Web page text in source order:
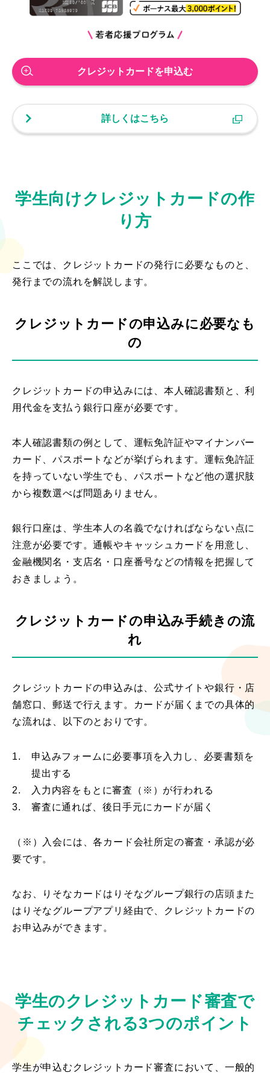
クレジットカードを申込む
詳しくはこちら
学生向けクレジットカードの作
り方
ここでは、クレジットカードの発行に必要なものと、
発行までの流れを解説します。
クレジットカードの申込みに必要なも
の
クレジットカードの申込みには、本人確認書類と、利
用代金を支払う銀行口座が必要です。
本人確認書類の例として、運転免許証やマイナンバー
カード、パスポートなどが挙げられます。運転免許証
を持っていない学生でも、パスポートなど他の選択肢
から複数選べば問題ありません。
銀行口座は、学生本人の名義でなければならない点に
注意が必要です。通帳やキャッシュカードを用意し、
金融機関名・支店名・口座番号などの情報を把握して
おきましょう。
クレジットカードの申込み手続きの流
れ
クレジットカードの申込みは、公式サイトや銀行・店
舗窓口、郵送で行えます。カードが届くまでの具体的
な流れは、以下のとおりです。
1.
申込みフォームに必要事項を入力し、必要書類を
提出する
2.
入力内容をもとに審査（※）が行われる
3.
審査に通れば、後日手元にカードが届く
（※）入会には、各カード会社所定の審査・承認が必
要です。
なお、りそなカードはりそなグループ銀行の店頭また
はりそなグループアプリ経由で、クレジットカードの
お申込みができます。
学生のクレジットカード審査で
チェックされる3つのポイント
学生が申込むクレジットカード審査において、一般的